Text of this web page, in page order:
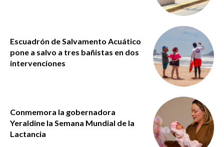
Escuadrón de Salvamento Acuático
pone a salvo a tres bañistas en dos
intervenciones
Conmemora la gobernadora
Yeraldine la Semana Mundial de la
Lactancia